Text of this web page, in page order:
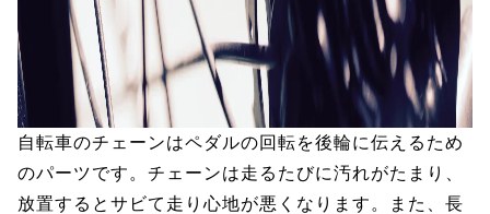
自転車のチェーンはペダルの回転を後輪に伝えるため
のパーツです。チェーンは走るたびに汚れがたまり、
放置するとサビて走り心地が悪くなります。また、長